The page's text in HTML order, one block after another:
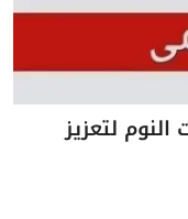
لتعزيز